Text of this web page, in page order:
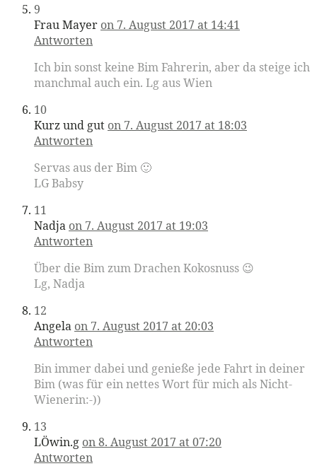
9
Frau Mayer on 7. August 2017 at 14:41
Antworten
Ich bin sonst keine Bim Fahrerin, aber da steige ich
manchmal auch ein. Lg aus Wien
10
Kurz und gut on 7. August 2017 at 18:03
Antworten
Servas aus der Bim 🙂
LG Babsy
11
Nadja on 7. August 2017 at 19:03
Antworten
Über die Bim zum Drachen Kokosnuss 😉
Lg, Nadja
12
Angela on 7. August 2017 at 20:03
Antworten
Bin immer dabei und genieße jede Fahrt in deiner
Bim (was für ein nettes Wort für mich als Nicht-
Wienerin:-))
13
LÖwin.g on 8. August 2017 at 07:20
Antworten